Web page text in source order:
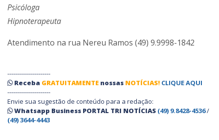
Psicóloga
Hipnoterapeuta
Atendimento na rua Nereu Ramos (49) 9.9998-1842
----------------------
Receba GRATUITAMENTE nossas NOTÍCIAS! CLIQUE AQUI
----------------------
Envie sua sugestão de conteúdo para a redação:
Whatsapp Business PORTAL TRI NOTÍCIAS (49) 9.8428-4536/
(49) 3644-4443